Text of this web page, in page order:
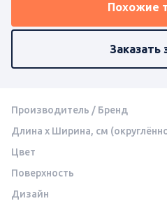
Похожие
Заказать
Производитель / Бренд
Длина x Ширина, см
Цвет
Поверхность
Дизайн